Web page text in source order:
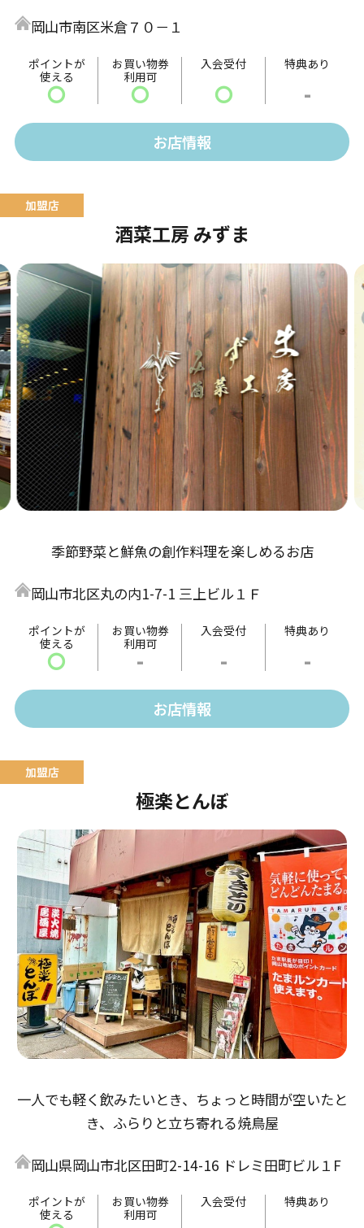
岡山市南区米倉７０－１
ポイントが
使える
〇
お買い物券
利用可
〇
入会受付
〇
特典あり
-
お店情報
酒菜工房 みずま
季節野菜と鮮魚の創作料理を楽しめるお店
岡山市北区丸の内1-7-1 三上ビル１Ｆ
ポイントが
使える
〇
お買い物券
利用可
-
入会受付
-
特典あり
-
お店情報
極楽とんぼ
一人でも軽く飲みたいとき、ちょっと時間が空いたと
き、ふらりと立ち寄れる焼鳥屋
岡山県岡山市北区田町2-14-16 ドレミ田町ビル１F
ポイントが
使える
お買い物券
利用可
入会受付 特典あり